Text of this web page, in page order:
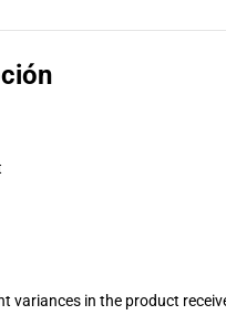
variances in the product